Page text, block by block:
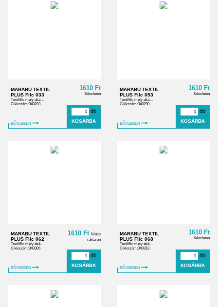
MARABU TEXTIL
PLUS Filc 033
Textilfilc mely aká ...
Cikkszám:340283
BŐVEBBEN
1610 Ft
Készleten
db
MARABU TEXTIL
PLUS Filc 053
Textilfilc mely aká ...
Cikkszám:340290
BŐVEBBEN
1610 Ft
Készleten
db
MARABU TEXTIL
PLUS Filc 062
Textilfilc mely aká ...
Cikkszám:340306
BŐVEBBEN
1610 Ft Nincs
raktáron
db
MARABU TEXTIL
PLUS Filc 068
Textilfilc mely aká ...
Cikkszám:340313
BŐVEBBEN
1610 Ft
Készleten
db